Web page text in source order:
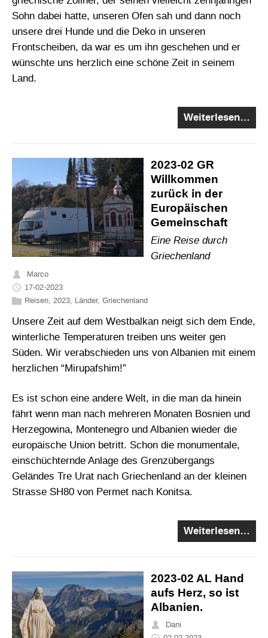
Sohn dabei hatte, unseren Ofen sah und dann noch
unsere drei Hunde und die Deko in unseren
Frontscheiben, da war es um ihn geschehen und er
wünschte uns herzlich eine schöne Zeit in seinem
Land.
Weiterlesen…
2023-02 GR
Willkommen
zurück in der
Europäischen
Gemeinschaft
Eine Reise durch
Griechenland
Marco
17-02-2023
Reisen, 2023, Länder, Griechenland
Unsere Zeit auf dem Westbalkan neigt sich dem Ende,
winterliche Temperaturen treiben uns weiter gen
Süden. Wir verabschieden uns von Albanien mit einem
herzlichen “Mirupafshim!”
Es ist schon eine andere Welt, in die man da hinein
fährt wenn man nach mehreren Monaten Bosnien und
Herzegowina, Montenegro und Albanien wieder die
europäische Union betritt. Schon die monumentale,
einschüchternde Anlage des Grenzübergangs
Geländes Tre Urat nach Griechenland an der kleinen
Strasse SH80 von Permet nach Konitsa.
Weiterlesen…
2023-02 AL Hand
aufs Herz, so ist
Albanien.
Dani